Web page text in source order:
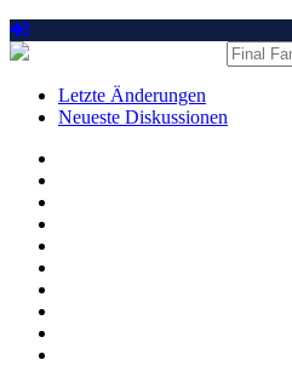
Letzte Änderungen
Neueste Diskussionen